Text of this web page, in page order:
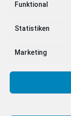
Funktional
Statistiken
Marketing